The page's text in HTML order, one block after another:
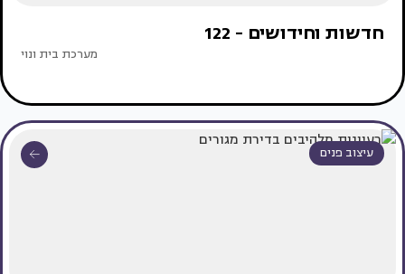
חדשות וחידושים - 122
מערכת בית ונוי
עיצוב פנים